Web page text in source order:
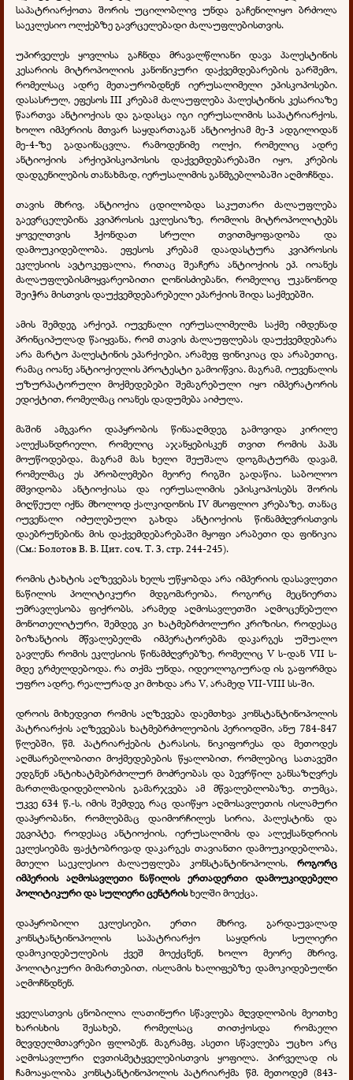
საპატრიარქოთა შორის უცილობლივ უნდა გაჩენილიყო ბრძოლა
საეკლესიო ოლქებზე გავრცელებადი ძალაუფლებისთვის.
უპირველეს ყოვლისა გაჩნდა მრავალწლიანი დავა პალესტინის
კესარიის მიტროპოლიის კანონიკური დაქვემდებარების გარშემო,
რომელსაც ადრე მეთაურობდნენ იერუსალიმელი ეპისკოპოსები.
დასასრულ, ეფესოს III კრებამ ძალაუფლება პალესტინის კესარიაზე
წაართვა ანტიოქიას და გადასცა იგი იერუსალიმის საპატრიარქოს,
ხოლო იმპერიის მთვარ საყდართაგან ანტიოქიამ მე-3 ადგილიდან
მე-4-ზე გადაინაცვლა. რამოდენიმე ოლქი, რომელიც ადრე
ანტიოქიის არქიეპისკოპოსის დაქვემდებარებაში იყო, კრების
დადგენილების თანახმად, იერუსალიმის განმგებლობაში აღმოჩნდა.
თავის მხრივ, ანტიოქია ცდილობდა საკუთარი ძალაუფლება
გაევრცელებინა კვიპროსის ეკლესიაზე, რომლის მიტროპოლიტებს
ყოველთვის ჰქონდათ სრული თვითმყოფადობა და
დამოუკიდებლობა. ეფესოს კრებამ დაადასტურა კვიპროსის
ეკლესიის ავტოკეფალია, რითაც შეაჩერა ანტიოქიის ეპ. იოანეს
ძალაუფლებისმოყვარეობითი ღონისძიებანი, რომელიც უკანონოდ
შეიჭრა მისთვის დაუქვემდებარებელი ეპარქიის შიდა საქმეებში.
ამის შემდეგ არქიეპ. იუვენალი იერუსალიმელმა საქმე იმდენად
პრინციპულად წაიყვანა, რომ თავის ძალაუფლებას დაუქვემდებარა
არა მარტო პალესტინის ეპარქიები, არამეფ ფინიკიაც და არაბეთიც,
რამაც იოანე ანტიოქიელის პროტესტი გამოიწვია. მაგრამ, იუვენალის
უზურპატორული მოქმედებები შემაგრებული იყო იმპერატორის
ედიქტით, რომელმაც იოანეს დადუმება აიძულა.
მაშინ ამგვარი დაპყრობის წინააღმდეგ გამოვიდა კირილე
ალექსანდრიელი, რომელიც აჯანყებისკენ თვით რომის პაპს
მოუწოდებდა, მაგრამ მას ხელი შეუშალა დოგმატურმა დავამ,
რომელმაც ეს პრობლემები მეორე რიგში გადაწია. საბოლოო
მშვიდობა ანტიოქიასა და იერუსალიმის ეპისკოპოსებს შორის
მიღწეულ იქნა მხოლოდ ქალკიდონის IV მსოფლიო კრებაზე, თანაც
იუვენალი იძულებული გახდა ანტიოქიის წინამძღვრისთვის
დაებრუნებინა მის დაქვემდებარებაში მყოფი არაბეთი და ფინიკია
(См.: Болотов В. В. Цит. соч. Т. 3, стр. 244-245).
რომის ტახტის აღზევებას ხელს უწყობდა არა იმპერიის დასავლეთი
ნაწილის პოლიტიკური მდგომარეობა, როგორც მეცნიერთა
უმრავლესობა ფიქრობს, არამედ აღმოსავლეთში აღმოცენებული
მონოთელიტური, შემდეგ კი ხატმებრძოლური კრიზისი, როდესაც
ბიზანტიის მწვალებელმა იმპერატორებმა დაკარგეს უშუალო
გავლენა რომის ეკლესიის წინამძღვრებზე, რომელიც V ს-დან VII ს-
მდე გრძელდებოდა. რა თქმა უნდა, იდეოლოგიურად ის გაფორმდა
უფრო ადრე, რეალურად კი მოხდა არა V, არამედ VII-VIII სს-ში.
დროის მიხედვით რომის აღზევება დაემთხვა კონსტანტინოპოლის
პატრიარქის აღზევებას ხატმებრძოლეობის პერიოდში, ანუ 784-847
წლებში, წმ. პატრიარქების ტარასის, ნიკიფორესა და მეთოდეს
აღმსარებლობითი მოქმედებების წყალობით, რომლებიც სათავეში
ედგნენ ანტიხატმებრძოლურ მოძრეობას და ბევრწილ განსაზღვრეს
მართლმადიდებლობის გამარჯვება ამ მწვალებლობაზე. თუმცა,
უკვე 634 წ.-ს, იმის შემდეგ რაც დაიწყო აღმოსავლეთის ისლამური
დაპყრობანი, რომლებმაც დაიმორჩილეს სირია, პალესტინა და
ეგვიპტე, როდესაც ანტიოქიის, იერუსალიმის და ალექსანდრიის
ეკლესიებმა ფაქტობრივად დაკარგეს თავიანთი დამოუკიდებლობა,
მთელი საეკლესიო ძალაუფლება კონსტანტინოპოლის, როგორც
იმპერიის აღმოსავლეთი ნაწილის ერთადერთი დამოუკიდებელი
პოლიტიკური და სულიერი ცენტრისხელში მოექცა.
დაპყრობილი ეკლესიები, ერთი მხრივ, გარდაუვალად
კონსტანტინოპოლის საპატრიარქო საყდრის სულიერი
დამოკიდებულების ქვეშ მოექცნენ, ხოლო მეორე მხრივ,
პოლიტიკური მიმართებით, ისლამის ხალიფებზე დამოკიდებულნი
აღმოჩნდნენ.
ყველასთვის ცნობილია ლათინური სწავლება მღვდლობის მეოთხე
ხარისხის შესახებ, რომელსაც თითქოსდა რომაელი
მღვდელმთავრები ფლობენ. მაგრამფ, ასეთი სწავლება უცხო არც
აღმოსავლური ღვთისმეტყველებისთვის ყოფილა. პირველად ის
ჩამოაყალიბა კონსტანტინოპოლის პატრიარქმა წმ. მეთოდემ (843-